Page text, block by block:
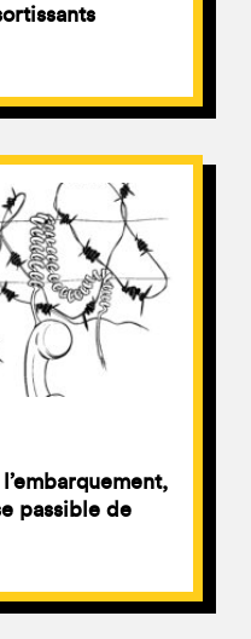
passible de